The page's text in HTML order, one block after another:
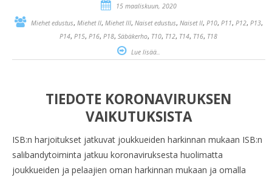
15 maaliskuun, 2020
Miehet edustus, Miehet II, Miehet III, Naiset edustus, Naiset II, P10, P11, P12, P13,
P14,P15,P16,P18, Säbäkerho, T10, T12, T14, T16, T18
Lue lisää..
TIEDOTE KORONAVIRUKSEN
VAIKUTUKSISTA
ISB:n harjoitukset jatkuvat joukkueiden harkinnan mukaan ISB:n
salibandytoiminta jatkuu koronaviruksesta huolimatta
joukkueiden ja pelaajien oman harkinnan mukaan ja omalla